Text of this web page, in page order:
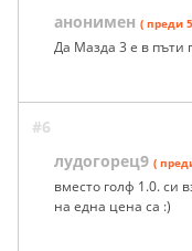
анонимен ( преди
Да Мазда 3 е в пъти
#6
лудогорец9 (
вместо голф 1.0. си
на една цена са :)